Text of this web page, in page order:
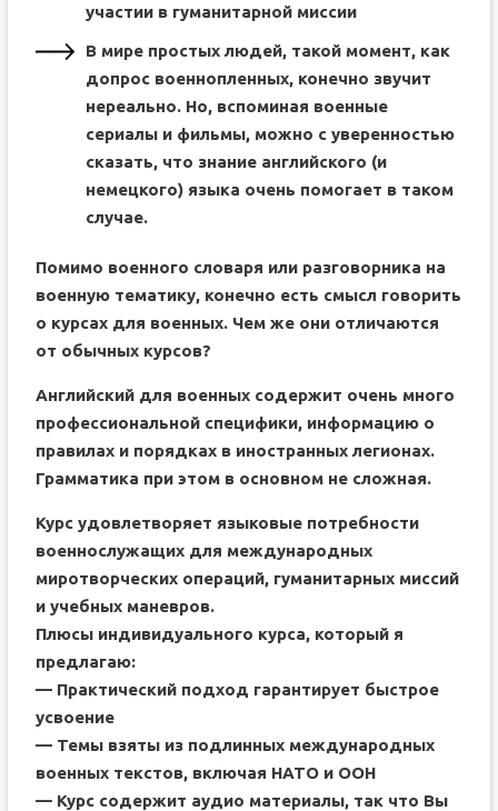
участии в гуманитарной миссии
В мире простых людей, такой момент, как
допрос военнопленных, конечно звучит
нереально. Но, вспоминая военные
сериалы и фильмы, можно с уверенностью
сказать, что знание английского (и
немецкого) языка очень помогает в таком
случае.
Помимо военного словаря или разговорника на
военную тематику, конечно есть смысл говорить
о курсах для военных. Чем же они отличаются
от обычных курсов?
Английский для военных содержит очень много
профессиональной специфики, информацию о
правилах и порядках в иностранных легионах.
Грамматика при этом в основном не сложная.
Курс удовлетворяет языковые потребности
военнослужащих для международных
миротворческих операций, гуманитарных миссий
и учебных маневров.
Плюсы индивидуального курса, который я
предлагаю:
— Практический подход гарантирует быстрое
усвоение
— Темы взяты из подлинных международных
военных текстов, включая НАТО и ООН
— Курс содержит аудио материалы, так что Вы